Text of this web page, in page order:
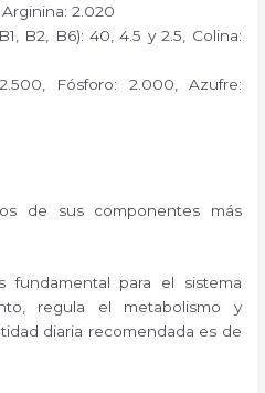
2.020
B2, B6): 40, 4.5 y 2.5, Colina:
Fósforo: 2.000, Azufre:
de sus componentes más
fundamental para el sistema
regula el metabolismo y
diaria recomendada es de